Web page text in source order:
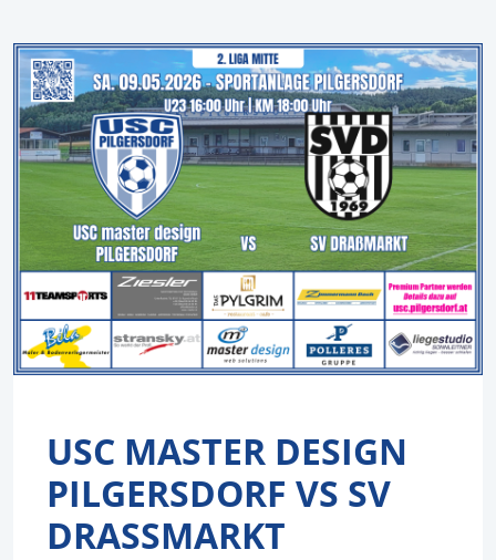
USC MASTER DESIGN
PILGERSDORF VS SV
DRASSMARKT